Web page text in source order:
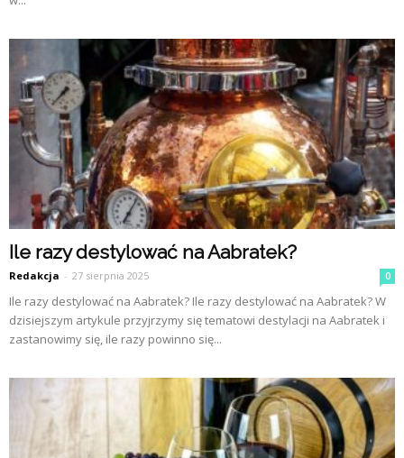
Ile razy destylować na Aabratek?
Redakcja - 27 sierpnia 2025 0
Ile razy destylować na Aabratek? Ile razy destylować na Aabratek? W
dzisiejszym artykule przyjrzymy się tematowi destylacji na Aabratek i
zastanowimy się, ile razy powinno się...